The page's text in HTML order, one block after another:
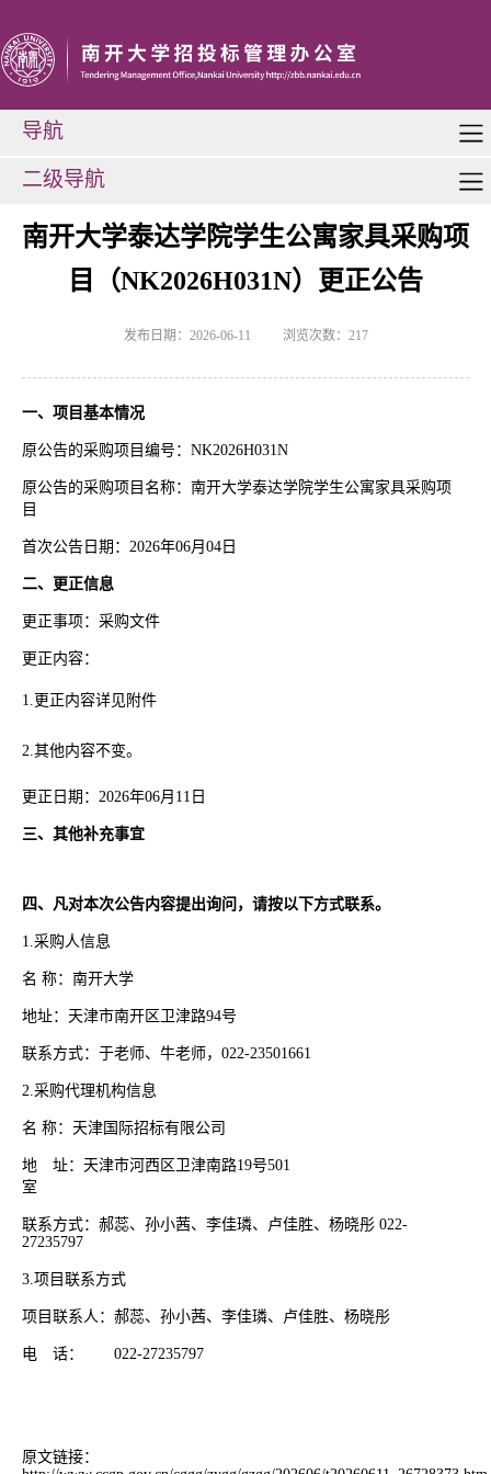
导航
二级导航
南开大学泰达学院学生公寓家具采购项
目（NK2026H031N）更正公告
发布日期：2026-06-11 浏览次数： 217
一、项目基本情况
原公告的采购项目编号：NK2026H031N
原公告的采购项目名称：南开大学泰达学院学生公寓家具采购项
目
首次公告日期：2026年06月04日
二、更正信息
更正事项：采购文件
更正内容：
1.更正内容详见附件
2.其他内容不变。
更正日期：2026年06月11日
三、其他补充事宜
四、凡对本次公告内容提出询问，请按以下方式联系。
1.采购人信息
名 称：南开大学
地址：天津市南开区卫津路94号
联系方式：于老师、牛老师，022-23501661
2.采购代理机构信息
名 称：天津国际招标有限公司
地 址：天津市河西区卫津南路19号501
室
联系方式：郝蕊、孙小茜、李佳璘、卢佳胜、杨晓彤 022-
27235797
3.项目联系方式
项目联系人：郝蕊、孙小茜、李佳璘、卢佳胜、杨晓彤
电 话： 022-27235797
原文链接：